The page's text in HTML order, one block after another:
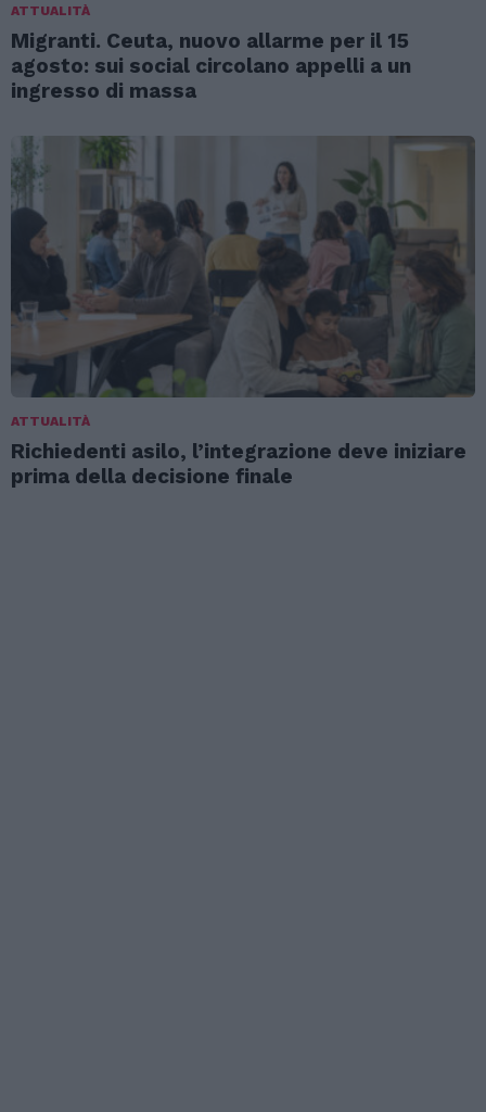
ATTUALITÀ
Migranti. Ceuta, nuovo allarme per il 15
agosto: sui social circolano appelli a un
ingresso di massa
ATTUALITÀ
Richiedenti asilo, l’integrazione deve iniziare
prima della decisione finale